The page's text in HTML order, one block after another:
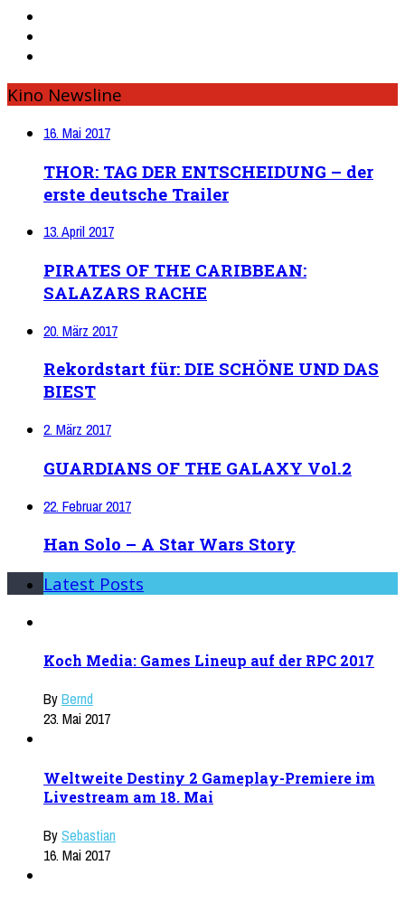
Kino Newsline
16. Mai 2017
THOR: TAG DER ENTSCHEIDUNG – der
erste deutsche Trailer
13. April 2017
PIRATES OF THE CARIBBEAN:
SALAZARS RACHE
20. März 2017
Rekordstart für: DIE SCHÖNE UND DAS
BIEST
2. März 2017
GUARDIANS OF THE GALAXY Vol.2
22. Februar 2017
Han Solo – A Star Wars Story
Latest Posts
Koch Media: Games Lineup auf der RPC 2017
ByBernd
23. Mai 2017
Weltweite Destiny 2 Gameplay-Premiere im
Livestream am 18. Mai
BySebastian
16. Mai 2017